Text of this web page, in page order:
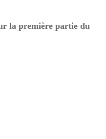
la première partie du